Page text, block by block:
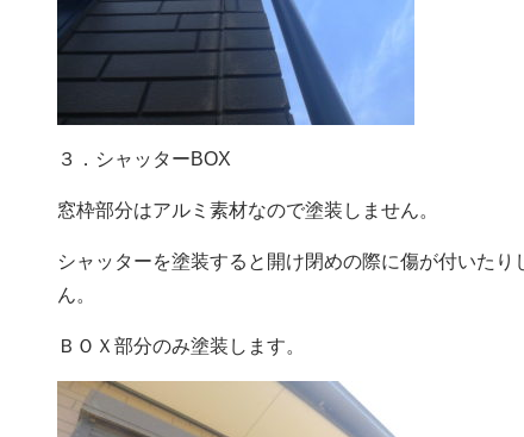
３．シャッターBOX
窓枠部分はアルミ素材なので塗装しません。
シャッターを塗装すると開け閉めの際に傷が付いた
ん。
ＢＯＸ部分のみ塗装します。